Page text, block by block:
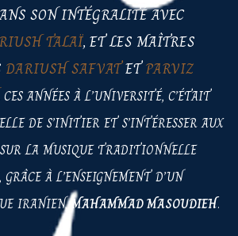
SON INTÉGRALITÉ AVEC
TALAÏ, ET LES MAÎTRES
DARIUSH SAFVATETPARVIZ
CES ANNÉES À L’UNIVERSITÉ, C’ÉTAIT
DE S’INITIER ET S’INTÉRESSER AUX
LA MUSIQUE TRADITIONNELLE
GRÂCE ÀL’ENSEIGNEMENT D’UN
IRANIEN,MAHAMMAD MASOUDIEH.